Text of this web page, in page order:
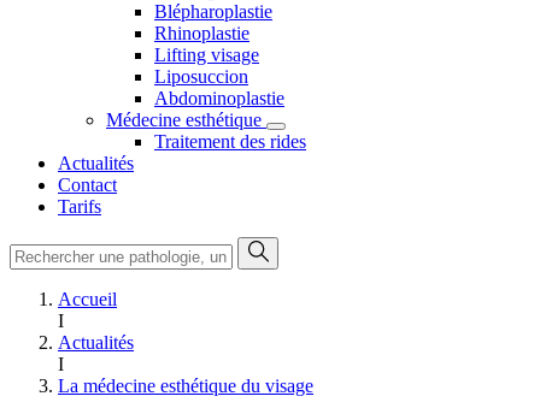
Blépharoplastie
Rhinoplastie
Lifting visage
Liposuccion
Abdominoplastie
Médecine esthétique
Traitement des rides
Actualités
Contact
Tarifs
Accueil
I
Actualités
I
La médecine esthétique du visage